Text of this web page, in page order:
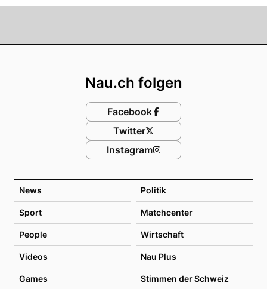
News Politik
Sport Matchcenter
People Wirtschaft
Videos Nau Plus
Games Stimmen der Schweiz
Nau.ch folgen
Facebook
Twitter
Instagram